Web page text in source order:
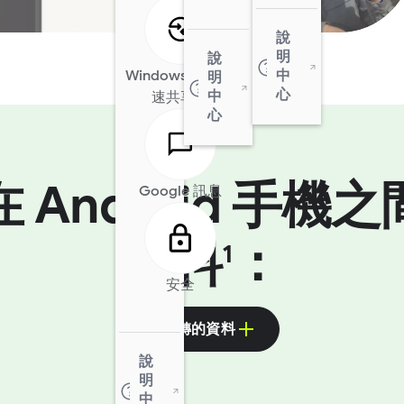
Windows 版「快
速共享」
Google 訊息
安全
說
明
中
說
明
中
心
說
明
中
心
Android 手機之
資料1 ：
可移轉的資料